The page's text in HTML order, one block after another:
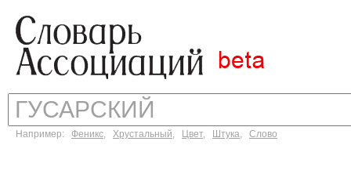
Например: Феникс, Хрустальный, Цвет, Штука, Слово